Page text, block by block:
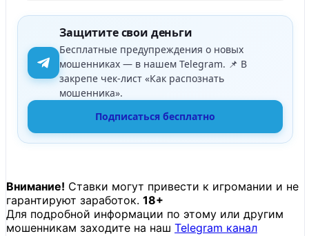
Защитите свои деньги
Бесплатные предупреждения о новых
мошенниках — в нашем Telegram. 📌 В
закрепе чек-лист «Как распознать
мошенника».
Подписаться бесплатно
Внимание! Ставки могут привести к игромании и не
гарантируют заработок. 18+
Для подробной информации по этому или другим
мошенникам заходите на наш Telegram канал